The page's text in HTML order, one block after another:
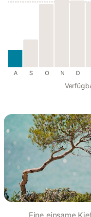
A S O N D